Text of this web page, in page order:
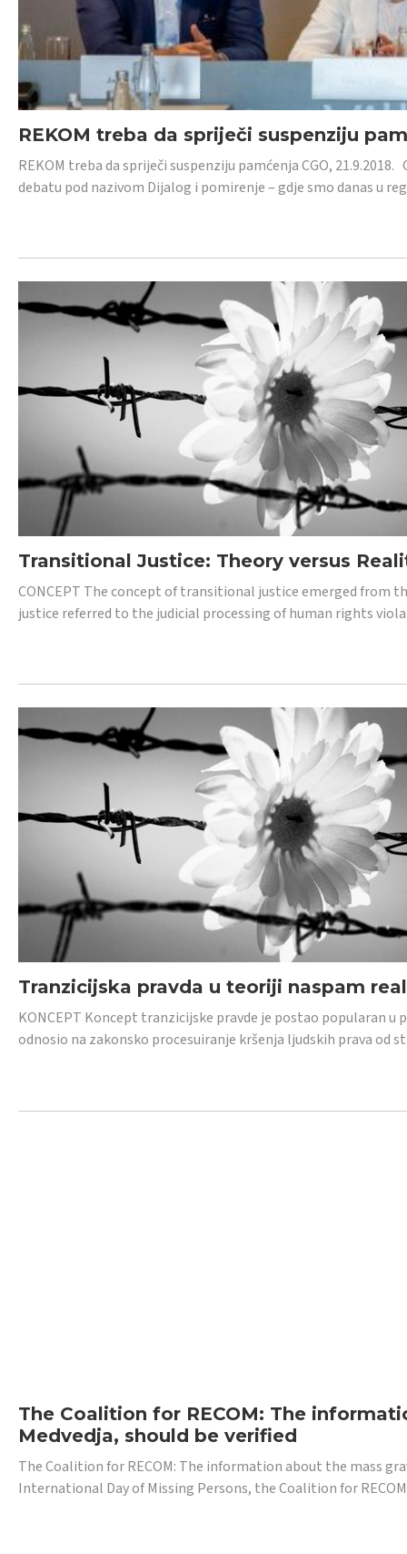
REKOM treba da spriječi suspenziju
REKOM treba da spriječi suspenziju pamćenja CGO,
debatu pod nazivom Dijalog i pomirenje – gdje smo danas u
Transitional Justice: Theory versus
CONCEPT The concept of transitional justice emerged
justice referred to the judicial processing of human rights
Tranzicijska pravda u teoriji naspam
KONCEPT Koncept tranzicijske pravde je postao popularan
odnosio na zakonsko procesuiranje kršenja ljudskih prava
The Coalition for RECOM: The
Medvedja, should be verified
The Coalition for RECOM: The information about the mass
International Day of Missing Persons, the Coalition for